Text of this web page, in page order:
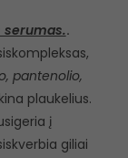
.
pantenolio,
plaukelius.
į
giliai